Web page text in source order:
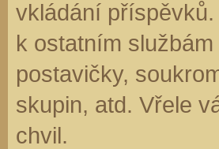
vkládání
k ostatním
postavičky,
skupin, atd. Vřele
chvil.